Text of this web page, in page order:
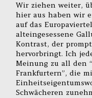
Wir ziehen weiter,
hier aus haben wir
auf das
alteingesessene
Kontrast, der
hervorbringt. Ich
Meinung zu all den
Frankfurtern”, die
Schwächeren